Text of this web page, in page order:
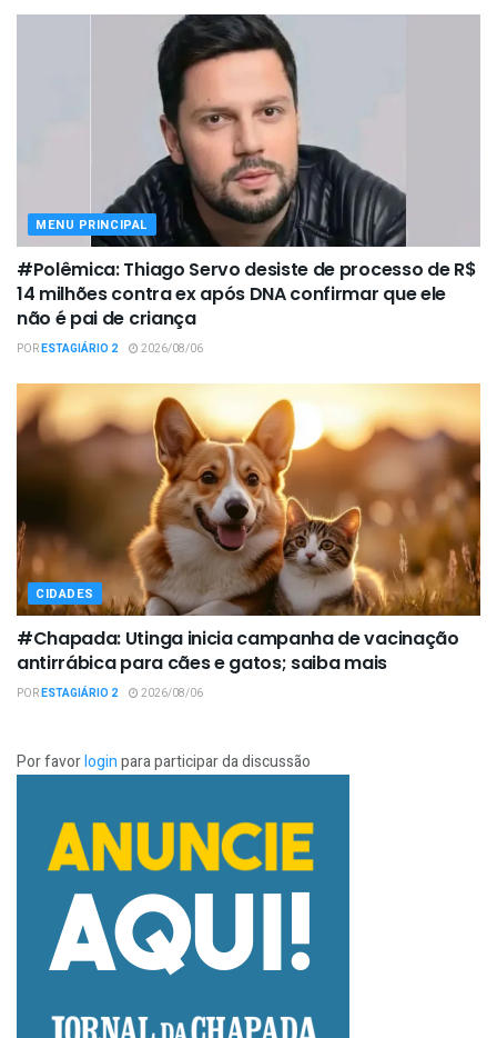
MENU PRINCIPAL
#Polêmica: Thiago Servo desiste de processo de R$
14 milhões contra ex após DNA confirmar que ele
não é pai de criança
PORESTAGIÁRIO 2 2026/08/06
CIDADES
#Chapada: Utinga inicia campanha de vacinação
antirrábica para cães e gatos; saiba mais
PORESTAGIÁRIO 2 2026/08/06
Por favorloginpara participar da discussão